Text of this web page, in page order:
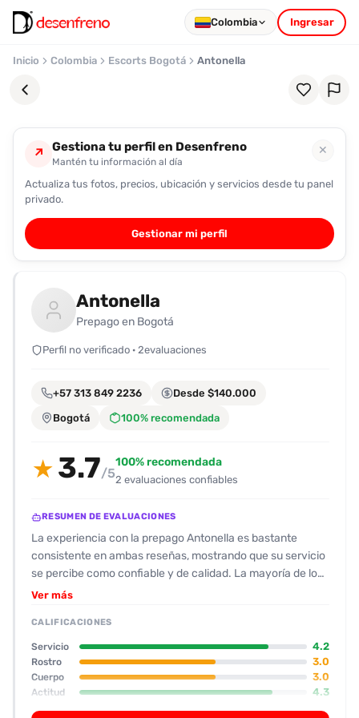
Colombia Ingresar
Inicio Colombia Escorts Bogotá Antonella
Favoritos
Pronto
podrás
registrarte
guardar
favoritas
para
fácilmente.
↗ Gestiona tu perfil en Desenfreno
Mantén tu información al día
✕
Actualiza tus fotos, precios, ubicación y servicios desde tu panel
privado.
Gestionar mi perfil
Antonella
Prepago en Bogotá
Perfil no verificado · 2evaluaciones
+57 313 849 2236 Desde $140.000
Bogotá 100% recomendada
★ 3.7/5
100% recomendada
2 evaluaciones confiables
RESUMEN DE EVALUACIONES
La experiencia con la prepago Antonella es bastante
consistente en ambas reseñas, mostrando que su servicio
se percibe como confiable y de calidad. La mayoría de los
clientes resaltan su actitud amable y disposición para
cómodo. En cuanto a la apariencia física, se menciona que
es morena, con figura redondeada y, en el caso de la
segunda reseña, embarazada. Su rostro se describe como
normal, sin sobresaltos, y su cuerpo, aunque gordita y con
estrías, se percibe como “normalita”. La parte más
destacada del servicio es su habilidad oral: ambos
Ver más
CALIFICACIONES
Servicio 4.2
Rostro 3.0
Cuerpo 3.0
Actitud 4.3